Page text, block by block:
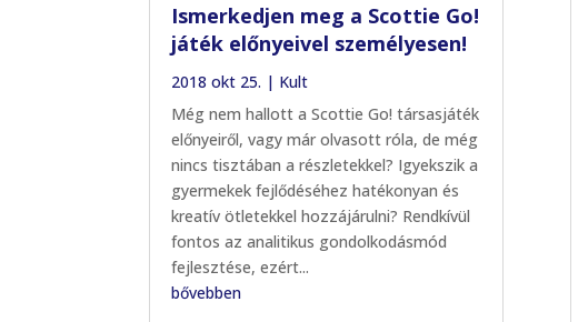
Ismerkedjen meg a Scottie Go!
játék előnyeivel személyesen!
2018 okt 25. | Kult
Még nem hallott a Scottie Go! társasjáték
előnyeiről, vagy már olvasott róla, de még
nincs tisztában a részletekkel? Igyekszik a
gyermekek fejlődéséhez hatékonyan és
kreatív ötletekkel hozzájárulni? Rendkívül
fontos az analitikus gondolkodásmód
fejlesztése, ezért...
bővebben